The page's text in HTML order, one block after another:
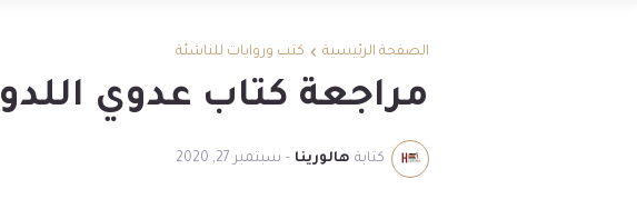
الصفحة الرئيسية كتب وروايات للناشئة
مراجعة كتاب عدوي
كتابة هالورينا - سبتمبر 27, 2020